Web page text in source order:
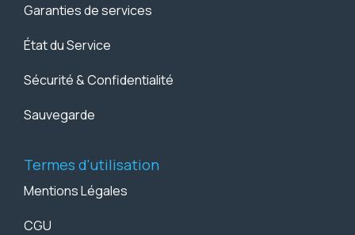
Garanties de services
État du Service
Sécurité & Confidentialité
Sauvegarde
Termes d'utilisation
Mentions Légales
CGU